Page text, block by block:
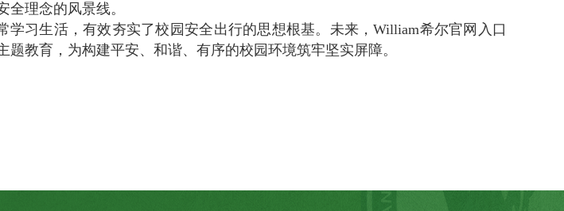
理念的风景线。
习生活，有效夯实了校园安全出行的思想根基。未来，William希尔官网入口
教育，为构建平安、和谐、有序的校园环境筑牢坚实屏障。